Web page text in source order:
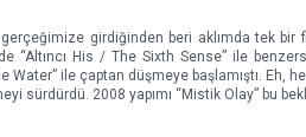
gerçeğimize girdiğinden beri aklımda tek
“Altıncı His / The Sixth Sense” ile
Water” ile çaptan düşmeye başlamıştı. Eh,
sürdürdü. 2008 yapımı “Mistik Olay” bu